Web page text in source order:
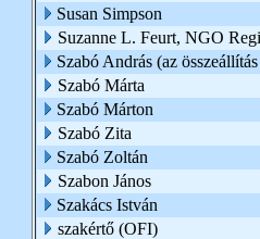
Susan Simpson
Suzanne L. Feurt, NGO
Szabó András (az
Szabó Márta
Szabó Márton
Szabó Zita
Szabó Zoltán
Szabon János
Szakács István
szakértő (OFI)